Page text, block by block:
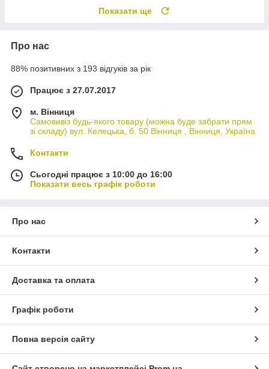
Показати ще
Про нас
88% позитивних з 193 відгуків за рік
Працює з 27.07.2017
м. Вінниця
Самовивіз будь-якого товару (можна буде забрати прям
зі складу) вул. Келецька, б. 50 Вінниця , Вінниця, Україна
Контакти
Сьогодні працює з 10:00 до 16:00
Показати весь графік роботи
Про нас
Контакти
Доставка та оплата
Графік роботи
Повна версія сайту